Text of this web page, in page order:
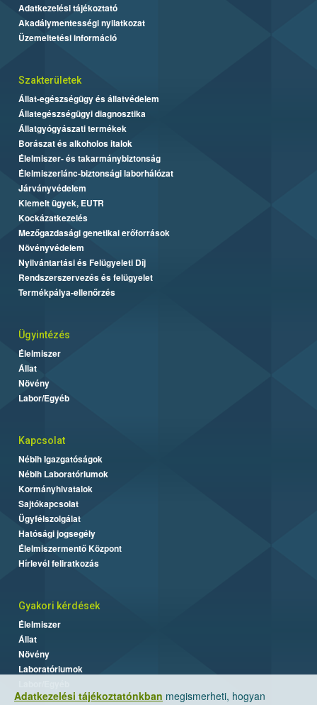
Adatkezelési tájékoztatónkban megismerheti, hogyan
Adatkezelési tájékoztató
Akadálymentességi nyilatkozat
Üzemeltetési információ
Szakterületek
Állat-egészségügy és állatvédelem
Állategészségügyi diagnosztika
Állatgyógyászati termékek
Borászat és alkoholos italok
Élelmiszer- és takarmánybiztonság
Élelmiszerlánc-biztonsági laborhálózat
Járványvédelem
Kiemelt ügyek, EUTR
Kockázatkezelés
Mezőgazdasági genetikai erőforrások
Növényvédelem
Nyilvántartási és Felügyeleti Díj
Rendszerszervezés és felügyelet
Termékpálya-ellenőrzés
Ügyintézés
Élelmiszer
Állat
Növény
Labor/Egyéb
Kapcsolat
Nébih Igazgatóságok
Nébih Laboratóriumok
Kormányhivatalok
Sajtókapcsolat
Ügyfélszolgálat
Hatósági jogsegély
Élelmiszermentő Központ
Hírlevél feliratkozás
Gyakori kérdések
Élelmiszer
Állat
Növény
Laboratóriumok